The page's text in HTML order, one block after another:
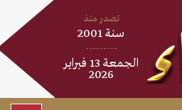
تصدر منذ
سنة 2001
---------
الجمعة 13 فبراير
2026